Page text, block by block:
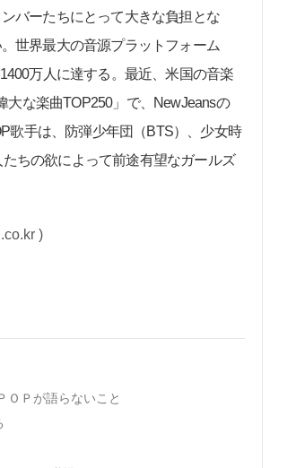
バーたちにとって大きな負担とな
世界最大の音源プラットフォーム
万人に達する。最近、米国の音楽
大な楽曲TOP250」で、NewJeansの
歌手は、防弾少年団（BTS）、少女時
ちの欲によって前途有望なガールズ
)
ＯＰが語らないこと